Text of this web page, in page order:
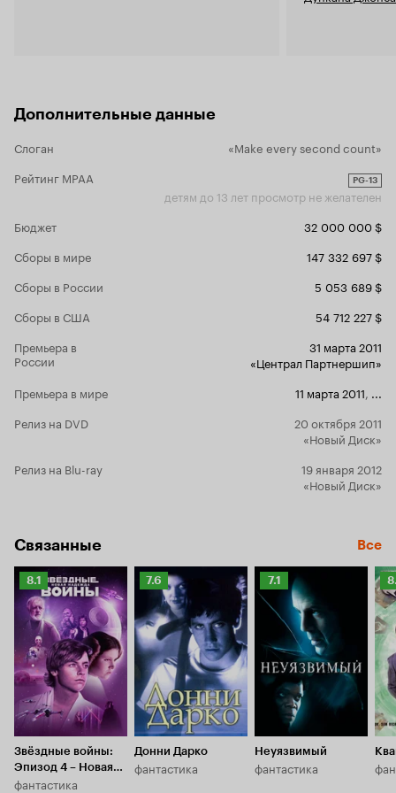
не успел
главное –
сложно.
точно и
сил. У
затянутую,
картины за
подобрана
такие
таланте
так
по
возникало.
чьим
меня
– явно -
мир», а
чем в
Дополнительные данные
Слоган
«Make every second count»
Рейтинг MPAA
PG-13
детям до 13 лет просмотр не желателен
Бюджет
32 000 000 $
Сборы в мире
147 332 697 $
Сборы в России
5 053 689 $
Сборы в США
54 712 227 $
Премьера в
России
31 марта 2011
«Централ Партнершип»
Премьера в мире
11 марта 2011
Релиз на DVD
20 октября 2011
«Новый Диск»
Релиз на Blu-ray
19 января 2012
«Новый Диск»
Связанные Все
Рейтинг
Кинопоиска
8.1
8.1
Звёздные войны:
Эпизод 4 – Новая
надежда
фантастика
Рейтинг
Кинопоиска
7.6
7.6
Донни Дарко
фантастика
Рейтинг
Кинопоиска
7.1
7.1
Неуязвимый
фантастика